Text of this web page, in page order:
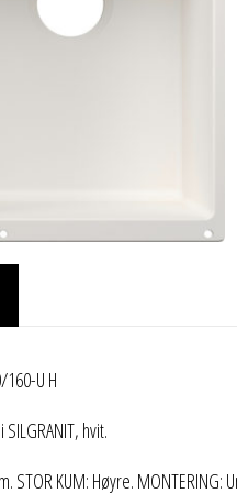
160-U H
hvit.
STOR KUM: Høyre. MONTERING: